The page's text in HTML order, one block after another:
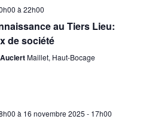
à 22h00
au Tiers Lieu:
de société
Maillet, Haut-Bocage
à 16 novembre 2025 - 17h00